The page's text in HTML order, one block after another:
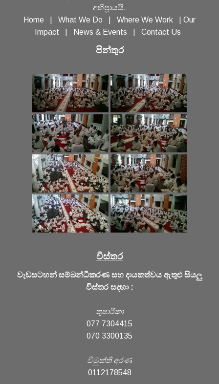
අභිප්‍රායයි.
Home
What We Do Where We Work
Our
Impact
News & Events Contact Us
පින්තුර
විස්තර
වැඩසටහන් සම්බන්ධීකරණ සහ දායකත්වය ඇතුළු සියලු
විස්තර සදහා :
තුෂාරිකා
077 7304415
070 3300135
විමුක්ති අරණ
0112178548